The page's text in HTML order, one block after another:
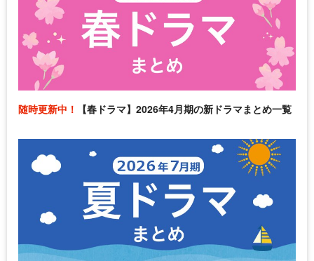
随時更新中！ 【春ドラマ】2026年4月期の新ドラマまとめ一覧